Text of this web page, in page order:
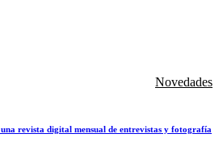
Novedades
revista digital mensual de entrevistas y fotografía